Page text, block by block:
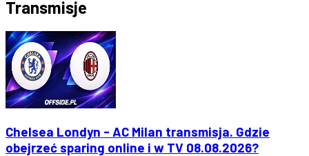
Transmisje
Chelsea Londyn - AC Milan transmisja. Gdzie
obejrzeć sparing online i w TV 08.08.2026?